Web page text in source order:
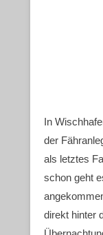
In
der
als letztes
schon geht
direkt hinter